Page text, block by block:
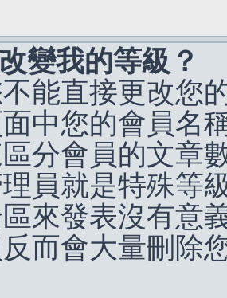
變我的等級？
能直接更改您
中您的會員名
分會員的文章
員就是特殊等
來發表沒有意
而會大量刪除